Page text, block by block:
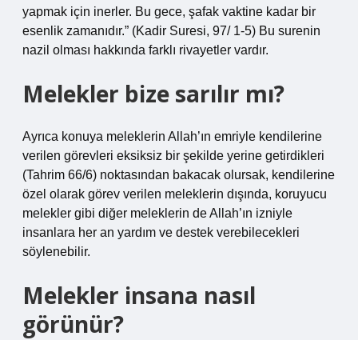
yapmak için inerler. Bu gece, şafak vaktine kadar bir
esenlik zamanıdır.” (Kadir Suresi, 97/ 1-5) Bu surenin
nazil olması hakkında farklı rivayetler vardır.
Melekler bize sarılır mı?
Ayrıca konuya meleklerin Allah’ın emriyle kendilerine
verilen görevleri eksiksiz bir şekilde yerine getirdikleri
(Tahrim 66/6) noktasından bakacak olursak, kendilerine
özel olarak görev verilen meleklerin dışında, koruyucu
melekler gibi diğer meleklerin de Allah’ın izniyle
insanlara her an yardım ve destek verebilecekleri
söylenebilir.
Melekler insana nasıl
görünür?